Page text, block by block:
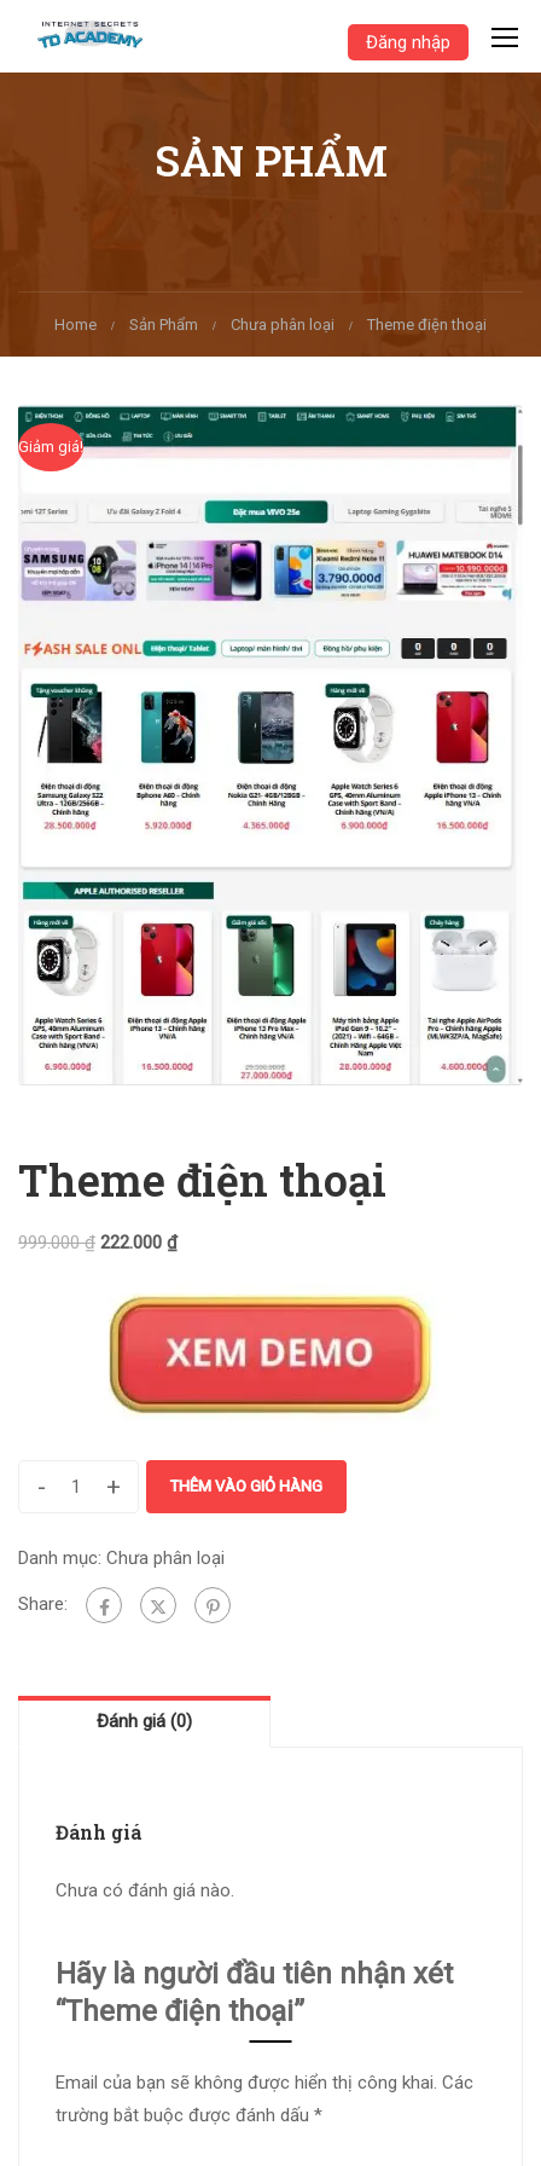
Đăng nhập
SẢN PHẨM
Home Sản Phẩm Chưa phân loại Theme điện thoại
Giảm giá!
Theme điện thoại
999.000₫ 222.000 ₫
- + THÊM VÀO GIỎ HÀNG
Danh mục: Chưa phân loại
Share:
Đánh giá (0)
Đánh giá
Chưa có đánh giá nào.
Hãy là người đầu tiên nhận xét
“Theme điện thoại”
Email của bạn sẽ không được hiển thị công khai. Các
trường bắt buộc được đánh dấu *